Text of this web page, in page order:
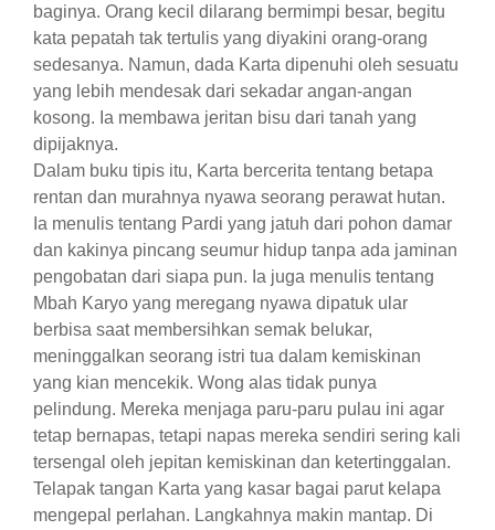
baginya. Orang kecil dilarang bermimpi besar, begitu
kata pepatah tak tertulis yang diyakini orang-orang
sedesanya. Namun, dada Karta dipenuhi oleh sesuatu
yang lebih mendesak dari sekadar angan-angan
kosong. Ia membawa jeritan bisu dari tanah yang
dipijaknya.
​Dalam buku tipis itu, Karta bercerita tentang betapa
rentan dan murahnya nyawa seorang perawat hutan.
Ia menulis tentang Pardi yang jatuh dari pohon damar
dan kakinya pincang seumur hidup tanpa ada jaminan
pengobatan dari siapa pun. Ia juga menulis tentang
Mbah Karyo yang meregang nyawa dipatuk ular
berbisa saat membersihkan semak belukar,
meninggalkan seorang istri tua dalam kemiskinan
yang kian mencekik. Wong alas tidak punya
pelindung. Mereka menjaga paru-paru pulau ini agar
tetap bernapas, tetapi napas mereka sendiri sering kali
tersengal oleh jepitan kemiskinan dan ketertinggalan.
​Telapak tangan Karta yang kasar bagai parut kelapa
mengepal perlahan. Langkahnya makin mantap. Di